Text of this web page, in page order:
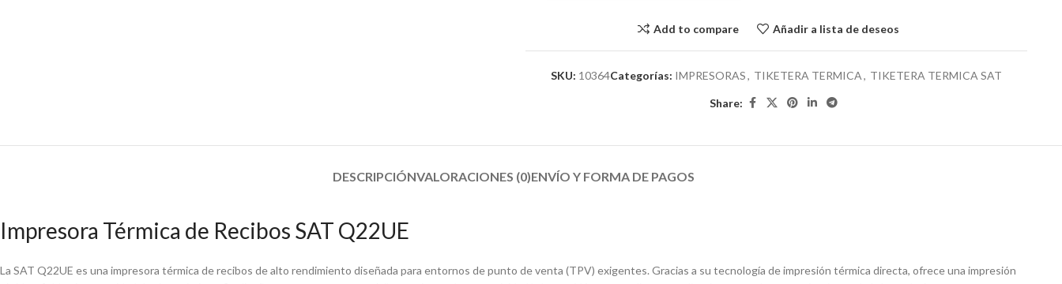
Add to compare Añadir a lista de deseos
SKU: 10364Categorías: IMPRESORAS, TIKETERA TERMICA, TIKETERA TERMICA SAT
Share:
DESCRIPCIÓNVALORACIONES (0)ENVÍO Y FORMA DE PAGOS​
Impresora Térmica de Recibos SAT Q22UE
La SAT Q22UE es una impresora térmica de recibos de alto rendimiento diseñada para entornos de punto de venta (TPV) exigentes. Gracias a su tecnología de impresión térmica directa, ofrece una impresión